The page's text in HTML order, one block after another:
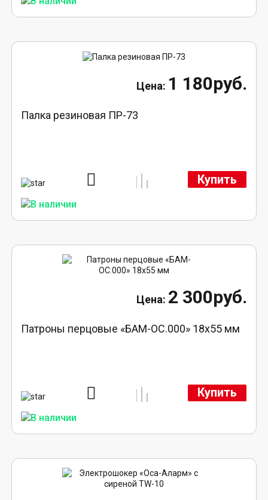
1 180руб.
Палка резиновая ПР-73
Купить
2 300руб.
Патроны перцовые «БАМ-ОС.000» 18х55 мм
Купить